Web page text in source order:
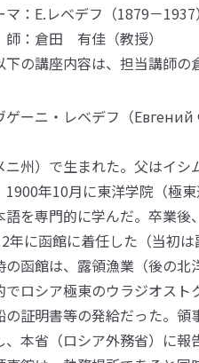
マ：E.レベデフ（1879－
：倉田 有佳（教授）
の講座内容は、担当講師の
ゲーニ・レベデフ（
西シベ
ニ州）で生まれた。父はイ
1900年10月に東洋学院（極
語を専門的に学んだ。卒業後
年に函館に着任した（当初は
の函館は、露領漁業（後の
でロシア極東のウラジオス
の証明書等の発給だった。
、本省（ロシア外務省）に